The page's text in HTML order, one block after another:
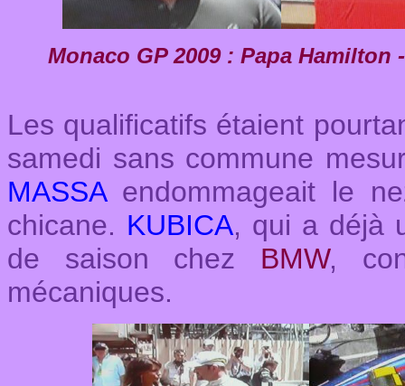
Monaco GP 2009 : Papa
Les qualificatifs étaient
samedi sans commune
MASSAendommageait le
chicane. KUBICA, qui a déjà
de saison chez BMW,
mécaniques.